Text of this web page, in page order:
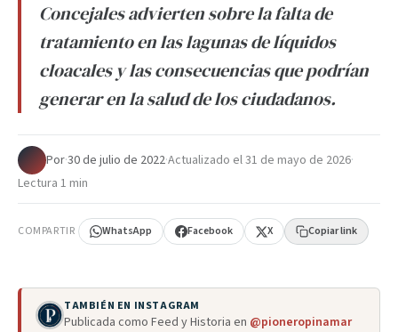
Concejales advierten sobre la falta de
tratamiento en las lagunas de líquidos
cloacales y las consecuencias que podrían
generar en la salud de los ciudadanos.
Por·30 de julio de 2022·Actualizado el31 de mayo de 2026·
Lectura 1 min
COMPARTIR WhatsApp Facebook X Copiar link
TAMBIÉN EN INSTAGRAM
Publicada como Feed y Historia en @pioneropinamar